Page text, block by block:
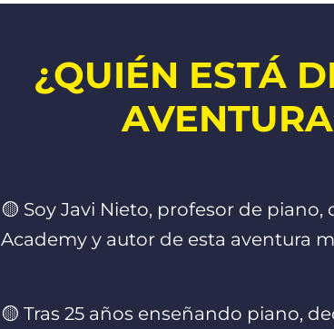
¿QUIÉN ESTÁ
🟡 Soy Javi Nieto, profesor de
Academy y autor de esta aventura
🟡 Tras 25 años enseñando piano,